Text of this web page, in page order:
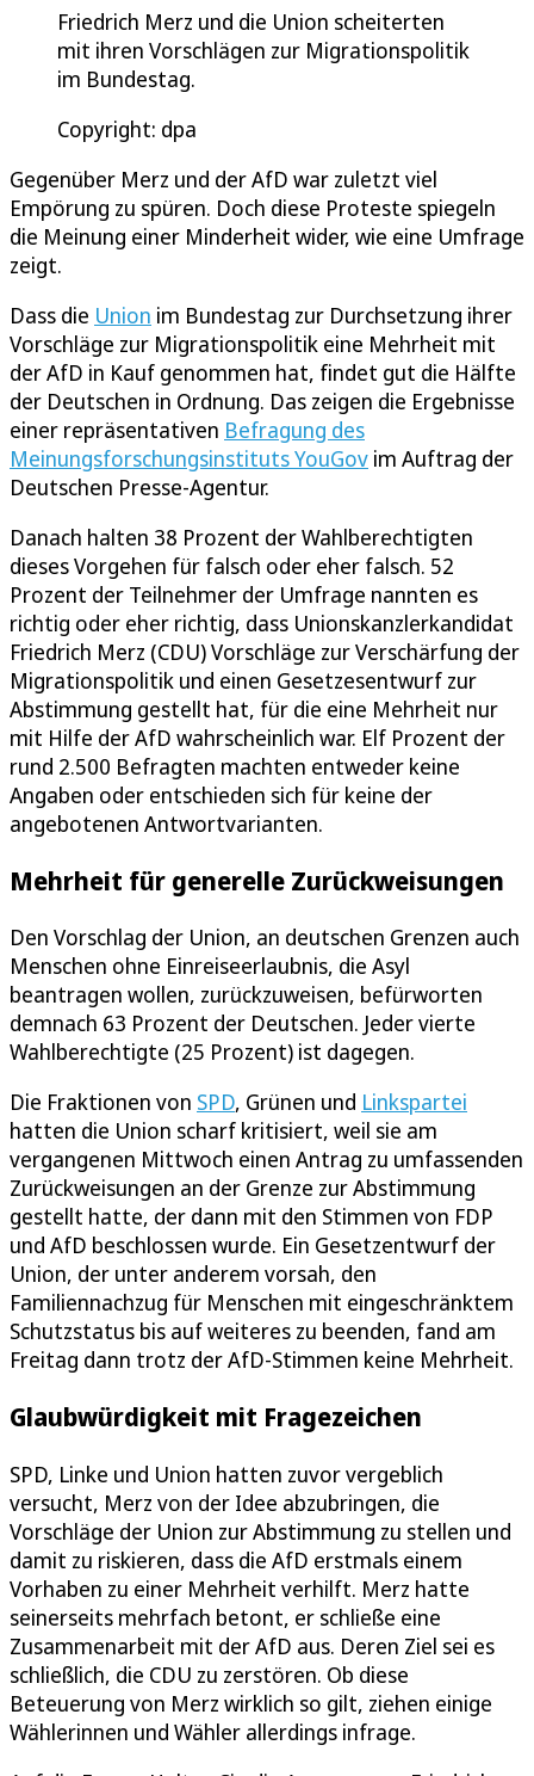
Friedrich Merz und die Union scheiterten
mit ihren Vorschlägen zur Migrationspolitik
im Bundestag.
Copyright: dpa
Gegenüber Merz und der AfD war zuletzt viel
Empörung zu spüren. Doch diese Proteste spiegeln
die Meinung einer Minderheit wider, wie eine Umfrage
zeigt.
Dass die Union im Bundestag zur Durchsetzung ihrer
Vorschläge zur Migrationspolitik eine Mehrheit mit
der AfD in Kauf genommen hat, findet gut die Hälfte
der Deutschen in Ordnung. Das zeigen die Ergebnisse
einer repräsentativen Befragung des
Meinungsforschungsinstituts YouGov im Auftrag der
Deutschen Presse-Agentur.
Danach halten 38 Prozent der Wahlberechtigten
dieses Vorgehen für falsch oder eher falsch. 52
Prozent der Teilnehmer der Umfrage nannten es
richtig oder eher richtig, dass Unionskanzlerkandidat
Friedrich Merz (CDU) Vorschläge zur Verschärfung der
Migrationspolitik und einen Gesetzesentwurf zur
Abstimmung gestellt hat, für die eine Mehrheit nur
mit Hilfe der AfD wahrscheinlich war. Elf Prozent der
rund 2.500 Befragten machten entweder keine
Angaben oder entschieden sich für keine der
angebotenen Antwortvarianten.
Mehrheit für generelle Zurückweisungen
Den Vorschlag der Union, an deutschen Grenzen auch
Menschen ohne Einreiseerlaubnis, die Asyl
beantragen wollen, zurückzuweisen, befürworten
demnach 63 Prozent der Deutschen. Jeder vierte
Wahlberechtigte (25 Prozent) ist dagegen.
Die Fraktionen von SPD, Grünen und Linkspartei
hatten die Union scharf kritisiert, weil sie am
vergangenen Mittwoch einen Antrag zu umfassenden
Zurückweisungen an der Grenze zur Abstimmung
gestellt hatte, der dann mit den Stimmen von FDP
und AfD beschlossen wurde. Ein Gesetzentwurf der
Union, der unter anderem vorsah, den
Familiennachzug für Menschen mit eingeschränktem
Schutzstatus bis auf weiteres zu beenden, fand am
Freitag dann trotz der AfD-Stimmen keine Mehrheit.
Glaubwürdigkeit mit Fragezeichen
SPD, Linke und Union hatten zuvor vergeblich
versucht, Merz von der Idee abzubringen, die
Vorschläge der Union zur Abstimmung zu stellen und
damit zu riskieren, dass die AfD erstmals einem
Vorhaben zu einer Mehrheit verhilft. Merz hatte
seinerseits mehrfach betont, er schließe eine
Zusammenarbeit mit der AfD aus. Deren Ziel sei es
schließlich, die CDU zu zerstören. Ob diese
Beteuerung von Merz wirklich so gilt, ziehen einige
Wählerinnen und Wähler allerdings infrage.